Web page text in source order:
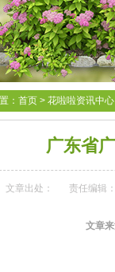
： 首页 > 花啦啦资讯中心
广东省
文章出处： 责任编辑：
文章